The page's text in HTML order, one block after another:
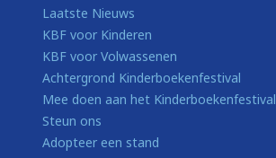
Laatste Nieuws
KBF voor Kinderen
KBF voor Volwassenen
Achtergrond Kinderboekenfestival
Mee doen aan het Kinderboekenfestival
Steun ons
Adopteer een stand